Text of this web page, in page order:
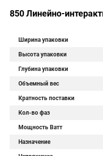
850 Линейно-
Ширина упаковки
Высота упаковки
Глубина упаковки
Объемный вес
Кратность поставки
Кол-во фаз
Мощность Ватт
Назначение